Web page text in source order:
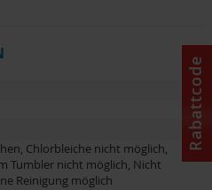
Chlorbleiche nicht möglich,
Tumbler nicht möglich, Nicht
Reinigung möglich
Rabattcode